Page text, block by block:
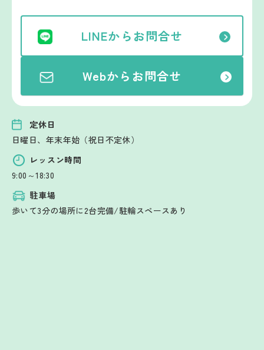
LINEからお問合せ
Webからお問合せ
定休日
日曜日、年末年始（祝日不定休）
レッスン時間
9:00～18:30
駐車場
歩いて3分の場所に2台完備/駐輪スペースあり